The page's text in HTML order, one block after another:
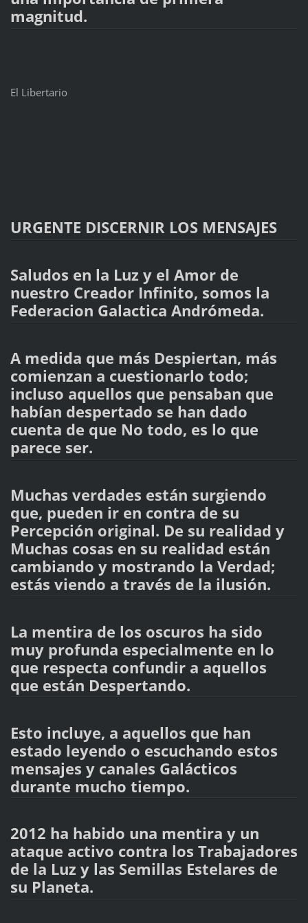
magnitud.
El Libertario
URGENTE DISCERNIR LOS MENSAJES
Saludos en la Luz y el Amor de
nuestro Creador Infinito, somos la
Federacion Galactica Andrómeda.
A medida que más Despiertan, más
comienzan a cuestionarlo todo;
incluso aquellos que pensaban que
habían despertado se han dado
cuenta de que No todo, es lo que
parece ser.
Muchas verdades están surgiendo
que, pueden ir en contra de su
Percepción original. De su realidad y
Muchas cosas en su realidad están
cambiando y mostrando la Verdad;
estás viendo a través de la ilusión.
La mentira de los oscuros ha sido
muy profunda especialmente en lo
que respecta confundir a aquellos
que están Despertando.
Esto incluye, a aquellos que han
estado leyendo o escuchando estos
mensajes y canales Galácticos
durante mucho tiempo.
2012 ha habido una mentira y un
ataque activo contra los Trabajadores
de la Luz y las Semillas Estelares de
su Planeta.